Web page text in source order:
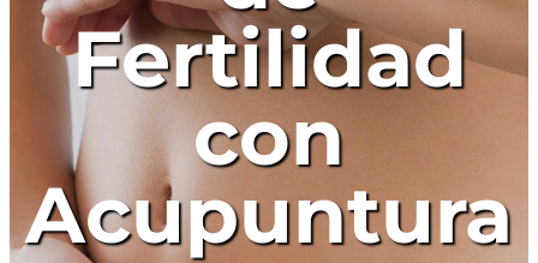
Fertilidad
con
Acupuntura